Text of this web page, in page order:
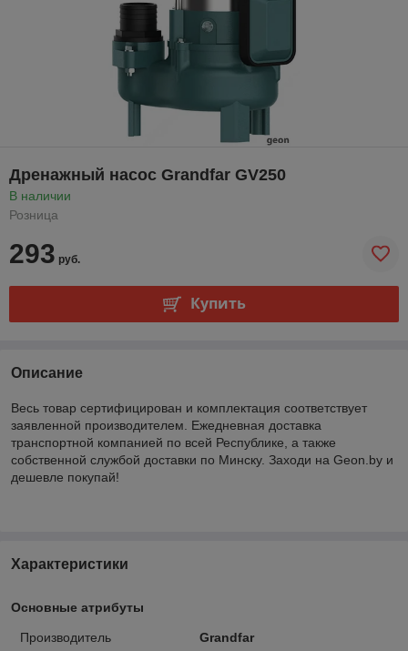
Дренажный насос Grandfar GV250
В наличии
Розница
293 руб.
Купить
Описание
Весь товар сертифицирован и комплектация соответствует
заявленной производителем. Ежедневная доставка
транспортной компанией по всей Республике, а также
собственной службой доставки по Минску. Заходи на Geon.by и
дешевле покупай!
Характеристики
Основные атрибуты
Производитель Grandfar